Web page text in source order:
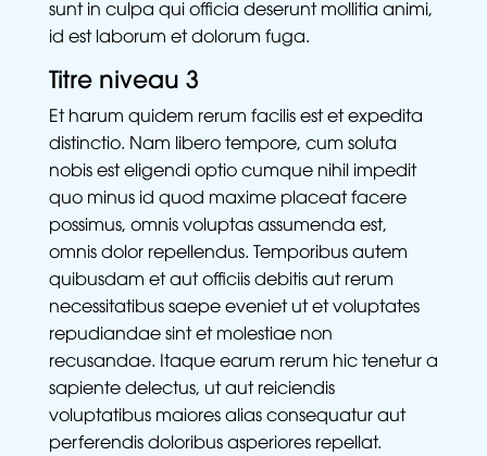
sunt in culpa qui officia deserunt mollitia animi,
id est laborum et dolorum fuga.
Titre niveau 3
Et harum quidem rerum facilis est et expedita
distinctio. Nam libero tempore, cum soluta
nobis est eligendi optio cumque nihil impedit
quo minus id quod maxime placeat facere
possimus, omnis voluptas assumenda est,
omnis dolor repellendus. Temporibus autem
quibusdam et aut officiis debitis aut rerum
necessitatibus saepe eveniet ut et voluptates
repudiandae sint et molestiae non
recusandae. Itaque earum rerum hic tenetur a
sapiente delectus, ut aut reiciendis
voluptatibus maiores alias consequatur aut
perferendis doloribus asperiores repellat.